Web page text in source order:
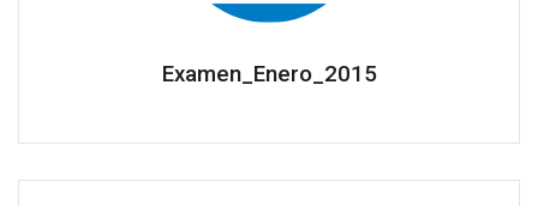
Examen_Enero_2015